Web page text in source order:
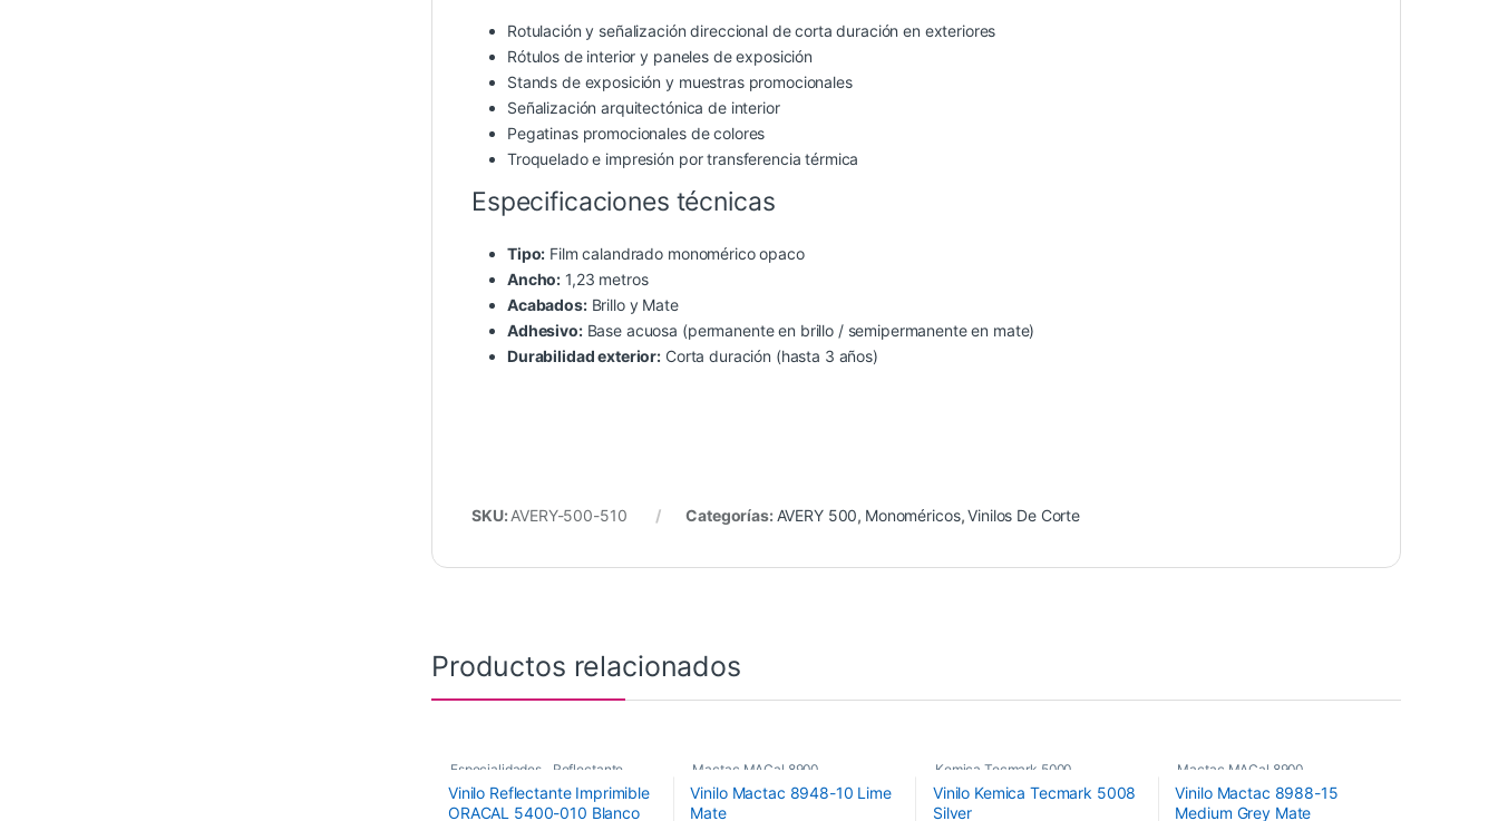
Rotulación y señalización direccional de corta duración en exteriores
Rótulos de interior y paneles de exposición
Stands de exposición y muestras promocionales
Señalización arquitectónica de interior
Pegatinas promocionales de colores
Troquelado e impresión por transferencia térmica
Especificaciones técnicas
Tipo: Film calandrado monomérico opaco
Ancho: 1,23 metros
Acabados:Brillo y Mate
Adhesivo:Base acuosa (permanente en brillo / semipermanente en mate)
Durabilidad exterior: Corta duración (hasta 3 años)
SKU:AVERY-500-510 Categorías: AVERY 500, Monoméricos,Vinilos De Corte
Productos relacionados
Especialidades Reflectante
Vinilos De Corte
Vinilo Reflectante Imprimible
ORACAL 5400-010 Blanco
Mactac MACal 8900
Monoméricos, Vinilos De Corte
Vinilo Mactac 8948-10 Lime
Mate
Kemica Tecmark 5000
Poliméricos ,Vinilos De Corte
Vinilo Kemica Tecmark 5008
Silver
Mactac MACal 8900
Monoméricos, Vinilos De Corte
Vinilo Mactac 8988-15
Medium Grey Mate